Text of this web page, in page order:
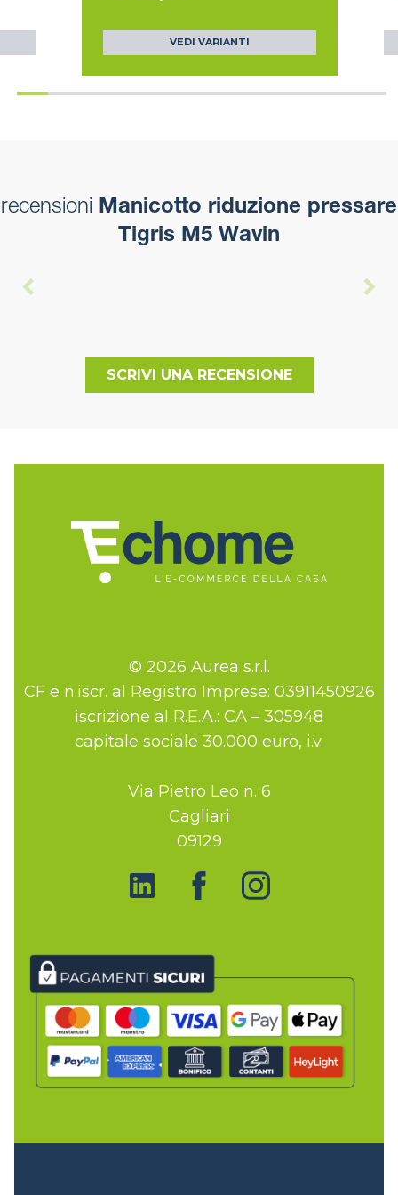
VEDI VARIANTI
recensioni Manicotto riduzione pressare
Tigris M5 Wavin
SCRIVI UNA RECENSIONE
© 2026 Aurea s.r.l.
CF e n.iscr. al Registro Imprese: 03911450926
iscrizione al R.E.A.: CA – 305948
capitale sociale 30.000 euro, i.v.
Via Pietro Leo n. 6
Cagliari
09129